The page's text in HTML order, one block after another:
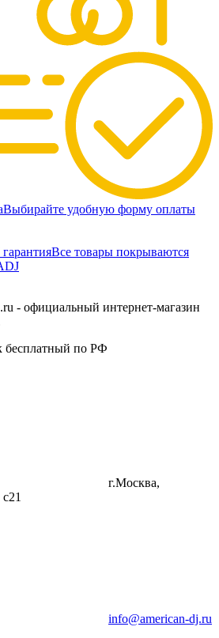
Выбирайте удобную форму оплаты
Все товары покрываются
- официальный интернет-магазин
бесплатный по РФ
г.Москва,
info@american-dj.ru